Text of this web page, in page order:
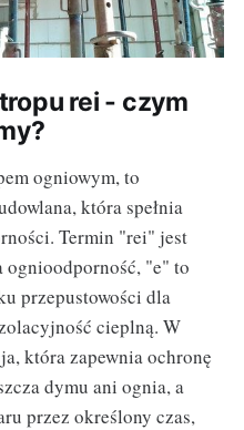
rei - czym
ogniowym, to
która spełnia
Termin "rei" jest
ognioodporność, "e" to
przepustowości dla
cieplną. W
która zapewnia ochronę
dymu ani ognia, a
przez określony czas,